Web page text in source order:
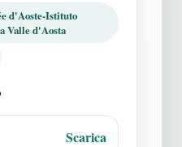
d'Aoste-Istituto
Valle d'Aosta
Scarica